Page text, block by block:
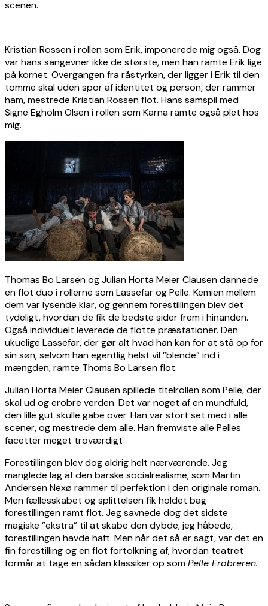
scenen.
Kristian Rossen i rollen som Erik, imponerede mig også. Dog
var hans sangevner ikke de største, men han ramte Erik lige
på kornet. Overgangen fra råstyrken, der ligger i Erik til den
tomme skal uden spor af identitet og person, der rammer
ham, mestrede Kristian Rossen flot. Hans samspil med
Signe Egholm Olsen i rollen som Karna ramte også plet hos
mig.
Thomas Bo Larsen og Julian Horta Meier Clausen dannede
en flot duo i rollerne som Lassefar og Pelle. Kemien mellem
dem var lysende klar, og gennem forestillingen blev det
tydeligt, hvordan de fik de bedste sider frem i hinanden.
Også individuelt leverede de flotte præstationer. Den
ukuelige Lassefar, der gør alt hvad han kan for at stå op for
sin søn, selvom han egentlig helst vil ”blende” ind i
mængden, ramte Thoms Bo Larsen flot.
Julian Horta Meier Clausen spillede titelrollen som Pelle, der
skal ud og erobre verden. Det var noget af en mundfuld,
den lille gut skulle gabe over. Han var stort set med i alle
scener, og mestrede dem alle. Han fremviste alle Pelles
facetter meget troværdigt
Forestillingen blev dog aldrig helt nærværende. Jeg
manglede lag af den barske socialrealisme, som Martin
Andersen Nexø rammer til perfektion i den originale roman.
Men fællesskabet og splittelsen fik holdet bag
forestillingen ramt flot. Jeg savnede dog det sidste
magiske ”ekstra” til at skabe den dybde, jeg håbede,
forestillingen havde haft. Men når det så er sagt, var det en
fin forestilling og en flot fortolkning af, hvordan teatret
formår at tage en sådan klassiker op somPelle Erobreren.